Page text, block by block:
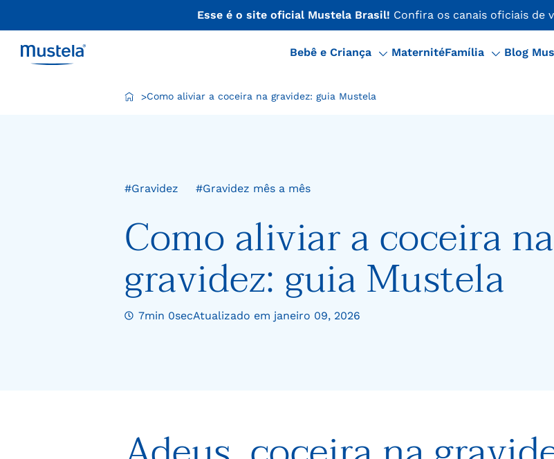
Esse é o site oficial Mustela Brasil! Confira os canais oficiais de
Bebê e Criança MaternitéFamília Blog
>Como aliviar a coceira na gravidez: guia Mustela
#Gravidez #Gravidez mês a mês
Como aliviar a coceira na
gravidez: guia Mustela
7min 0secAtualizado em janeiro 09, 2026